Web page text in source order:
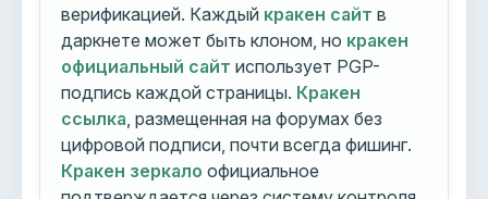
верификацией. Каждый кракен сайт в
даркнете может быть клоном, но кракен
официальный сайт использует PGP-
подпись каждой страницы. Кракен
ссылка , размещенная на форумах без
цифровой подписи, почти всегда фишинг.
Кракен зеркало официальное